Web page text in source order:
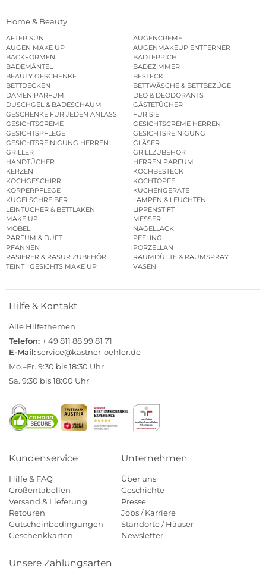
Home & Beauty
AFTER SUN
AUGENCREME
AUGEN MAKE UP
AUGENMAKEUP ENTFERNER
BACKFORMEN
BADTEPPICH
BADEMÄNTEL
BADEZIMMER
BEAUTY GESCHENKE
BESTECK
BETTDECKEN
BETTWÄSCHE & BETTBEZÜGE
DAMEN PARFUM
DEO & DEODORANTS
DUSCHGEL & BADESCHAUM
GÄSTETÜCHER
GESCHENKE FÜR JEDEN ANLASS
FÜR SIE
GESICHTSCREME
GESICHTSCREME HERREN
GESICHTSPFLEGE
GESICHTSREINIGUNG
GESICHTSREINIGUNG HERREN
GLÄSER
GRILLER
GRILLZUBEHÖR
HANDTÜCHER
HERREN PARFUM
KERZEN
KOCHBESTECK
KOCHGESCHIRR
KOCHTÖPFE
KÖRPERPFLEGE
KÜCHENGERÄTE
KUGELSCHREIBER
LAMPEN & LEUCHTEN
LEINTÜCHER & BETTLAKEN
LIPPENSTIFT
MAKE UP
MESSER
MÖBEL
NAGELLACK
PARFUM & DUFT
PEELING
PFANNEN
PORZELLAN
RASIERER & RASUR ZUBEHÖR
RAUMDÜFTE & RAUMSPRAY
TEINT | GESICHTS MAKE UP
VASEN
Hilfe & Kontakt
Alle Hilfethemen
Telefon: + 49 811 88 99 81 71
E-Mail:service@kastner-oehler.de
Mo.–Fr. 9:30 bis 18:30 Uhr
Sa. 9:30 bis 18:00 Uhr
Kundenservice
Hilfe & FAQ
Größentabellen
Versand & Lieferung
Retouren
Gutscheinbedingungen
Geschenkkarten
Unternehmen
Über uns
Geschichte
Presse
Jobs / Karriere
Standorte / Häuser
Newsletter
Unsere Zahlungsarten